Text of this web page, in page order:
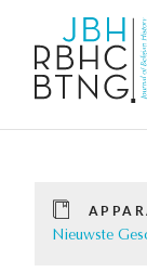
Nieuwste